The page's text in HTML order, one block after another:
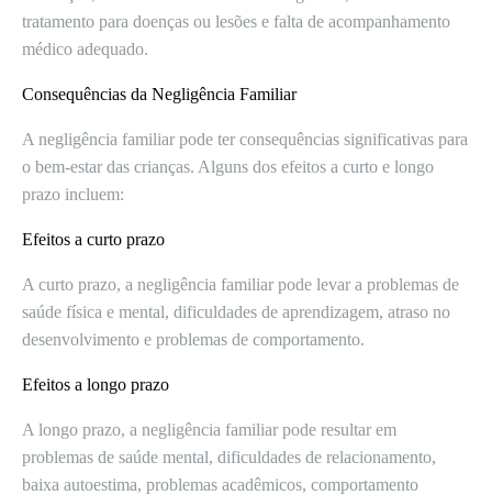
tratamento para doenças ou lesões e falta de acompanhamento
médico adequado.
Consequências da Negligência Familiar
A negligência familiar pode ter consequências significativas para
o bem-estar das crianças. Alguns dos efeitos a curto e longo
prazo incluem:
Efeitos a curto prazo
A curto prazo, a negligência familiar pode levar a problemas de
saúde física e mental, dificuldades de aprendizagem, atraso no
desenvolvimento e problemas de comportamento.
Efeitos a longo prazo
A longo prazo, a negligência familiar pode resultar em
problemas de saúde mental, dificuldades de relacionamento,
baixa autoestima, problemas acadêmicos, comportamento